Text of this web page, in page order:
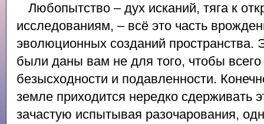
Любопытство – дух исканий, тяга к
исследованиям, – всё это часть
эволюционных созданий пространства.
были даны вам не для того, чтобы
безысходности и подавленности.
земле приходится нередко сдерживать
зачастую испытывая разочарования,